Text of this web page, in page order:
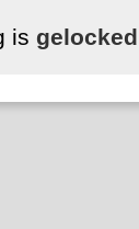
is gelocked